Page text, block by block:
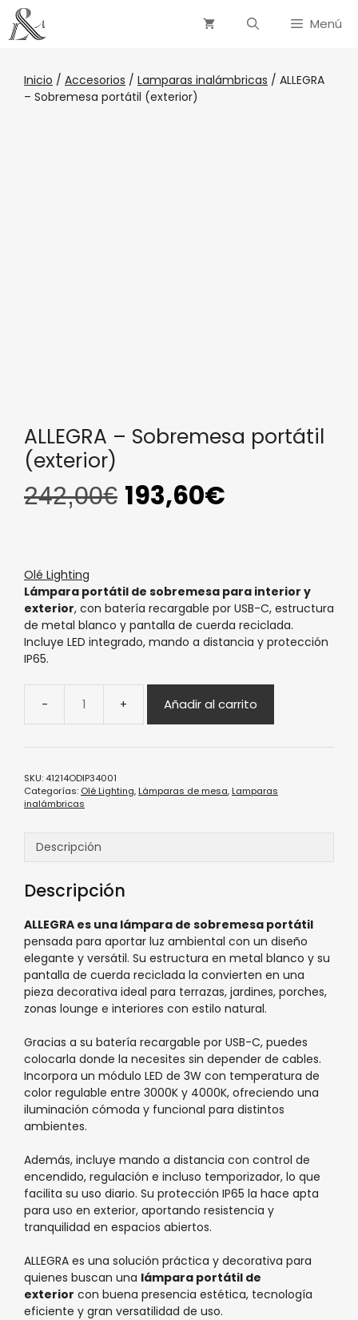
Menú
Inicio / Accesorios / Lamparas inalámbricas / ALLEGRA
– Sobremesa portátil (exterior)
ALLEGRA – Sobremesa portátil
(exterior)
242,00€ 193,60€
Olé Lighting
Lámpara portátil de sobremesa para interior y
exterior, con batería recargable por USB-C, estructura
de metal blanco y pantalla de cuerda reciclada.
Incluye LED integrado, mando a distancia y protección
IP65.
Añadir al carrito
SKU: 41214ODIP34001
Categorías: Olé Lighting,Lámparas de mesa,Lamparas
inalámbricas
Descripción
Descripción
ALLEGRA es una lámpara de sobremesa portátil
pensada para aportar luz ambiental con un diseño
elegante y versátil. Su estructura en metal blanco y su
pantalla de cuerda reciclada la convierten en una
pieza decorativa ideal para terrazas, jardines, porches,
zonas lounge e interiores con estilo natural.
Gracias a su batería recargable por USB-C, puedes
colocarla donde la necesites sin depender de cables.
Incorpora un módulo LED de 3W con temperatura de
color regulable entre 3000K y 4000K, ofreciendo una
iluminación cómoda y funcional para distintos
ambientes.
Además, incluye mando a distancia con control de
encendido, regulación e incluso temporizador, lo que
facilita su uso diario. Su protección IP65 la hace apta
para uso en exterior, aportando resistencia y
tranquilidad en espacios abiertos.
ALLEGRA es una solución práctica y decorativa para
quienes buscan una lámpara portátil de
exterior con buena presencia estética, tecnología
eficiente y gran versatilidad de uso.